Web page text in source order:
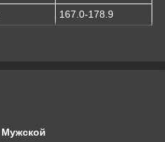
167.0-178.9
Мужской